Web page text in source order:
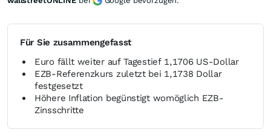
Für Sie zusammengefasst
Euro fällt weiter auf Tagestief 1,1706 US-Dollar
EZB-Referenzkurs zuletzt bei 1,1738 Dollar
festgesetzt
Höhere Inflation begünstigt womöglich EZB-
Zinsschritte